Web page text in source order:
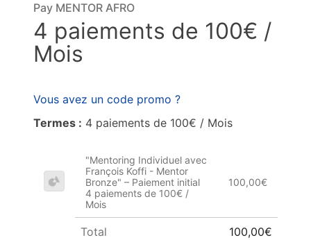
Pay MENTOR AFRO
4 paiements de 100€ /
Mois
Vous avez un code promo ?
Termes : 4 paiements de 100€ / Mois
"Mentoring Individuel avec
François Koffi - Mentor
Bronze" – Paiement initial
4 paiements de 100€ /
Mois
100,00€
Total 100,00€